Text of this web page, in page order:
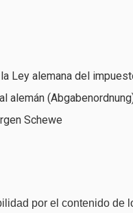
Ley alemana del
alemán
Schewe
por el contenido de